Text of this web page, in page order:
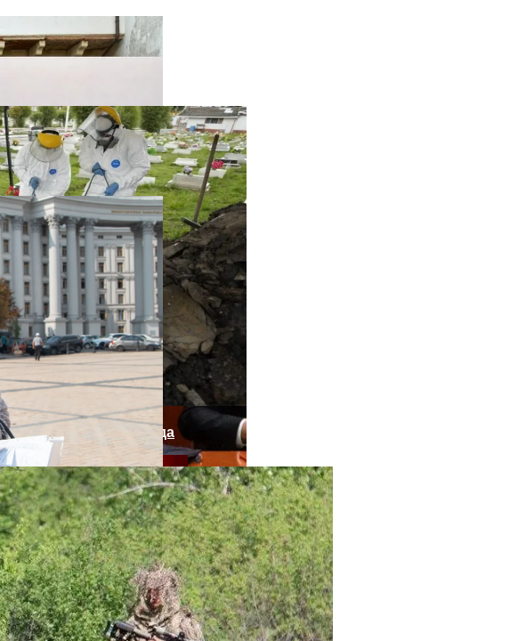
Интеллект
«испанки» 1918 Года
Из Казахстана